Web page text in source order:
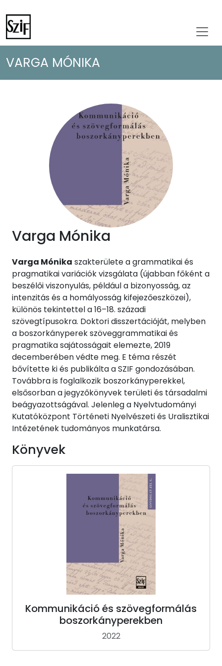
VARGA MÓNIKA
Varga Mónika
Varga Mónika szakterülete a grammatikai és
pragmatikai variációk vizsgálata (újabban főként a
beszélői viszonyulás, például a bizonyosság, az
intenzitás és a homályosság kifejezőeszközei),
különös tekintettel a 16–18. századi
szövegtípusokra. Doktori disszertációját, melyben
a boszorkányperek szöveggrammatikai és
pragmatika sajátosságait elemezte, 2019
decemberében védte meg. E téma részét
bővítette ki és publikálta a SZIF gondozásában.
Továbbra is foglalkozik boszorkányperekkel,
elsősorban a jegyzőkönyvek területi és társadalmi
beágyazottságával. Jelenleg a Nyelvtudományi
Kutatóközpont Történeti Nyelvészeti és Uralisztikai
Intézetének tudományos munkatársa.
Könyvek
Kommunikáció és szövegformálás
boszorkányperekben
2022